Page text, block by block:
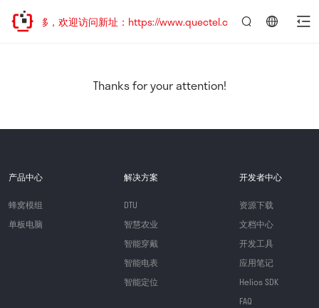
址已迁移，欢迎访问新址：https://www.quectel.com.cn
Thanks for your attention!
产品中心
蜂窝模组
单板电脑
解决方案
DTU
智慧农业
智能穿戴
智能电表
智能定位
开发者中心
资源下载
文档中心
开发工具
应用笔记
Helios SDK
FAQ